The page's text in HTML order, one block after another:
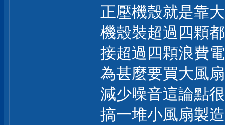
正壓機殼就是靠
機殼裝超過四顆
接超過四顆浪費
為甚麼要買大風
減少噪音這論點
搞一堆小風扇製